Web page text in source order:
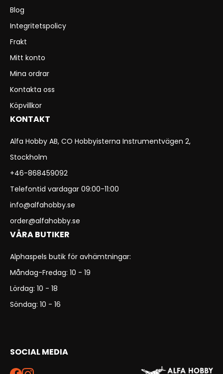
Blog
Integritetspolicy
Frakt
Mitt konto
Mina ordrar
Kontakta oss
Köpvillkor
KONTAKT
Alfa Hobby AB, CO Hobbyisterna Instrumentvägen 2,
Stockholm
+46-868459092
Telefontid vardagar 09:00-11:00
info@alfahobby.se
order@alfahobby.se
VÅRA BUTIKER
Alphaspels butik för avhämtningar:
Måndag-Fredag: 10 - 19
Lördag: 10 - 18
Söndag: 10 - 16
SOCIAL MEDIA